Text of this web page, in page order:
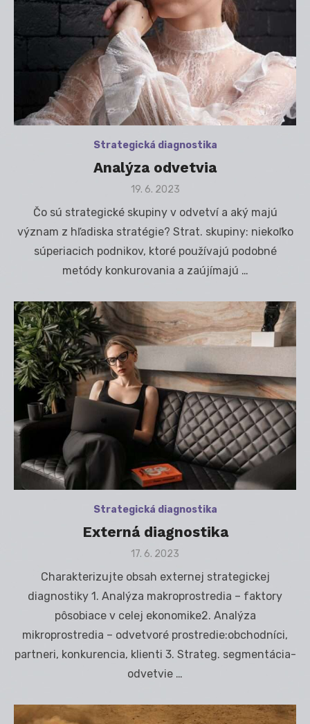
Strategická diagnostika
Analýza odvetvia
Posted
19. 6. 2023
Čo sú strategické skupiny v odvetví a aký majú
význam z hľadiska stratégie? Strat. skupiny: niekoľko
súperiacich podnikov, ktoré používajú podobné
metódy konkurovania a zaújímajú …
Strategická diagnostika
Externá diagnostika
Posted
17. 6. 2023
Charakterizujte obsah externej strategickej
diagnostiky 1. Analýza makroprostredia – faktory
pôsobiace v celej ekonomike2. Analýza
mikroprostredia – odvetvoré prostredie:obchodníci,
partneri, konkurencia, klienti 3. Strateg. segmentácia-
odvetvie …